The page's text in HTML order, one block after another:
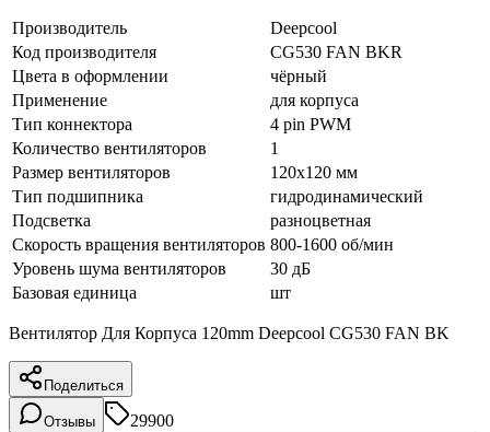
Производитель
Deepcool
Код производителя
CG530 FAN BKR
Цвета в оформлении
чёрный
Применение
для корпуса
Тип коннектора
4 pin PWM
Количество вентиляторов
1
Размер вентиляторов
120x120 мм
Тип подшипника
гидродинамический
Подсветка
разноцветная
Скорость вращения вентиляторов 800-1600 об/мин
Уровень шума вентиляторов
30 дБ
Базовая единица
шт
Вентилятор Для Корпуса 120mm Deepcool CG530 FAN BK
Поделиться
Отзывы
29900